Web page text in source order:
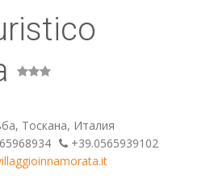
ESP
Тоскана, Италия
+39.0565939102